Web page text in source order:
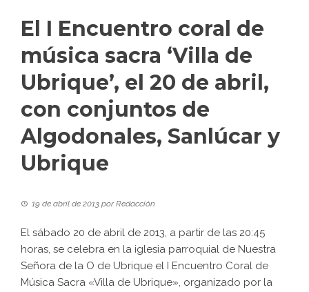
El I Encuentro coral de
música sacra ‘Villa de
Ubrique’, el 20 de abril,
con conjuntos de
Algodonales, Sanlúcar y
Ubrique
19 de abril de 2013 porRedacción
El sábado 20 de abril de 2013, a partir de las 20:45
horas, se celebra en la iglesia parroquial de Nuestra
Señora de la O de Ubrique el
I Encuentro Coral de
Música Sacra «Villa de Ubrique», organizado por la